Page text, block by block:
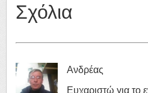
Σχόλια
Ανδρέας
Ευχαριστώ για το